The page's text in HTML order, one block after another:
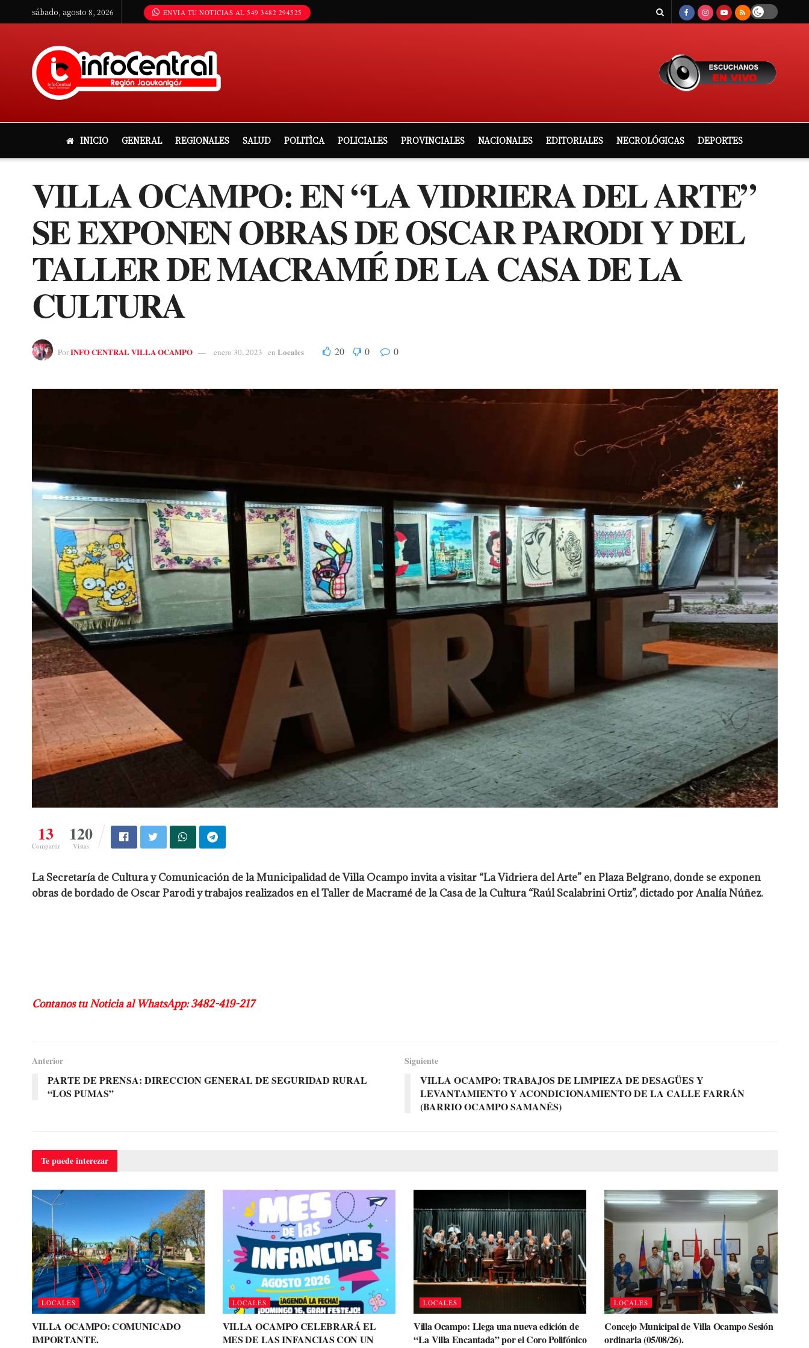
sábado, agosto 8, 2026 ENVIA TU NOTICIAS AL 549 3482 294525
INICIO GENERAL REGIONALES SALUD POLITÌCA POLICIALES PROVINCIALES NACIONALES EDITORIALES NECROLÓGICAS DEPORTES
VILLA OCAMPO: EN “LA VIDRIERA DEL ARTE”
SE EXPONEN OBRAS DE OSCAR PARODI Y DEL
TALLER DE MACRAMÉ DE LA CASA DE LA
CULTURA
PorINFO CENTRAL VILLA OCAMPO enero 30, 2023 en Locales 20 0 0
13
Compartir
120
Vistas
La Secretaría de Cultura y Comunicación de la Municipalidad de Villa Ocampo invita a visitar “La Vidriera del Arte” en Plaza Belgrano, donde se exponen
obras de bordado de Oscar Parodi y trabajos realizados en el Taller de Macramé de la Casa de la Cultura “Raúl Scalabrini Ortiz”, dictado por Analía Núñez.
Contanos tu Noticia al WhatsApp: 3482-419-217
Anterior
PARTE DE PRENSA: DIRECCION GENERAL DE SEGURIDAD RURAL
“LOS PUMAS”
Siguiente
VILLA OCAMPO: TRABAJOS DE LIMPIEZA DE DESAGÜES Y
LEVANTAMIENTO Y ACONDICIONAMIENTO DE LA CALLE FARRÁN
(BARRIO OCAMPO SAMANÉS)
Te puedeinterezar
LOCALES
VILLA OCAMPO: COMUNICADO
IMPORTANTE.
LOCALES
VILLA OCAMPO CELEBRARÁ EL
MES DE LAS INFANCIAS CON UN
LOCALES
Villa Ocampo: Llega una nueva edición de
“La Villa Encantada” por el Coro Polifónico
LOCALES
Concejo Municipal de Villa Ocampo Sesión
ordinaria (05/08/26).